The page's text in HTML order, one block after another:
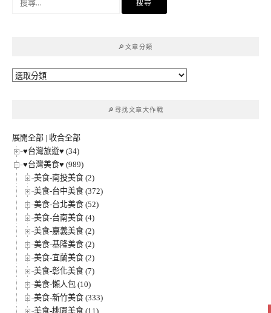
🔎文章分類
🔎
🔎尋找文章大作戰
展開全部 | 收合全部
♥台灣旅遊♥ (34)
♥台灣美食♥ (989)
美食-南投美食 (2)
美食-台中美食 (372)
美食-台北美食 (52)
美食-台南美食 (4)
美食-嘉義美食 (2)
美食-基隆美食 (2)
美食-宜蘭美食 (2)
美食-彰化美食 (7)
美食-懶人包 (10)
美食-新竹美食 (333)
美食-桃園美食 (11)